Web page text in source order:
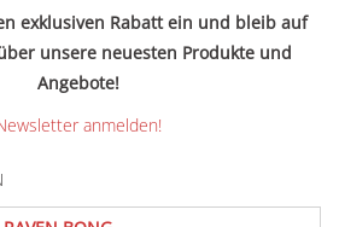
exklusiven Rabatt ein und bleib auf
unsere neuesten Produkte und
Angebote!
anmelden!